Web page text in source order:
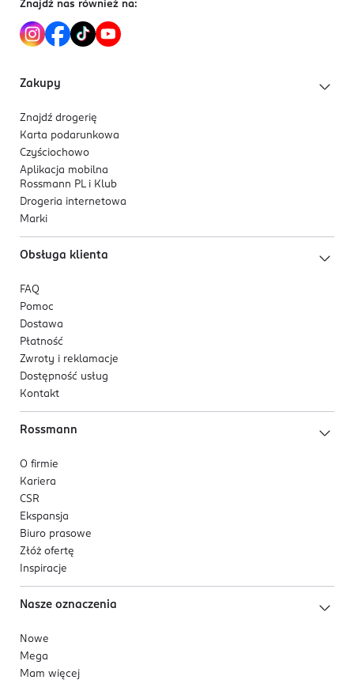
Znajdź nas również na:
Zakupy
Znajdź drogerię
Karta podarunkowa
Czyściochowo
Aplikacja mobilna
Rossmann PL i Klub
Drogeria internetowa
Marki
Obsługa klienta
FAQ
Pomoc
Dostawa
Płatność
Zwroty i reklamacje
Dostępność usług
Kontakt
Rossmann
O firmie
Kariera
CSR
Ekspansja
Biuro prasowe
Złóż ofertę
Inspiracje
Nasze oznaczenia
Nowe
Mega
Mam więcej